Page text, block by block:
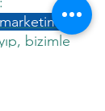
bizimle